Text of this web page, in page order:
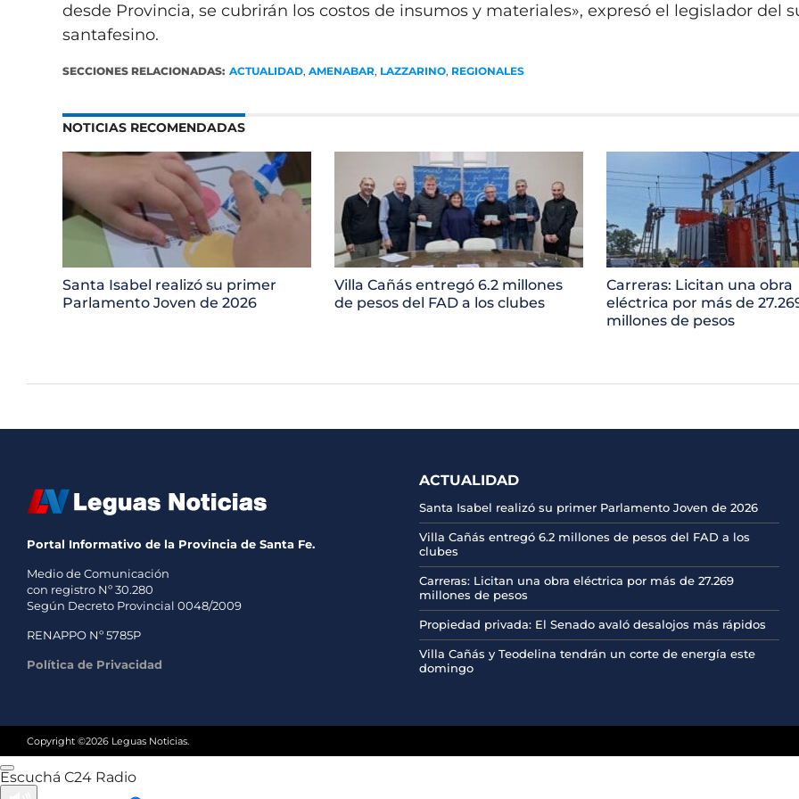
desde Provincia, se cubrirán los costos de insumos y materiales», expresó el legislador del
santafesino.
SECCIONES RELACIONADAS: ACTUALIDAD,AMENABAR, LAZZARINO, REGIONALES
NOTICIAS RECOMENDADAS
Santa Isabel realizó su primer
Parlamento Joven de 2026
Villa Cañás entregó 6.2 millones
de pesos del FAD a los clubes
Carreras: Licitan una obra
eléctrica por más de
millones de pesos
Portal Informativo de la Provincia de Santa Fe.
Medio de Comunicación
con registro Nº 30.280
Según Decreto Provincial 0048/2009
RENAPPO Nº 5785P
Política de Privacidad
ACTUALIDAD
Santa Isabel realizó su primer Parlamento Joven de 2026
Villa Cañás entregó 6.2 millones de pesos del FAD a los
clubes
Carreras: Licitan una obra eléctrica por más de 27.269
millones de pesos
Propiedad privada: El Senado avaló desalojos más rápidos
Villa Cañás y Teodelina tendrán un corte de energía este
domingo
Copyright ©2026 Leguas Noticias.
Escuchá C24 Radio